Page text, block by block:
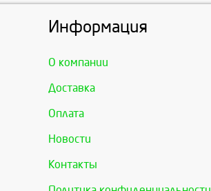
Информация
О компании
Доставка
Оплата
Новости
Контакты